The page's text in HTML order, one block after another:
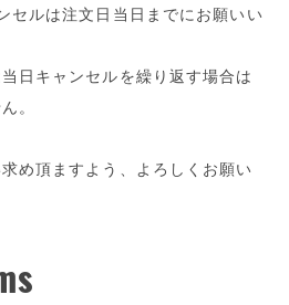
セルは注文日当日までにお願いい
日キャンセルを繰り返す場合は
。
め頂ますよう、よろしくお願い